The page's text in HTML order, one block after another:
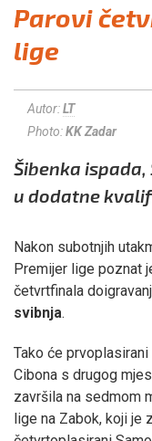
Parovi
lige
Autor:LT
Photo:KK Zadar
Šibenka ispada,
u dodatne
Nakon subotnjih
Premijer lige poznat
četvrtfinala
svibnja.
Tako će
Cibona s drugog
završila na sedmom
lige na Zabok, koji je